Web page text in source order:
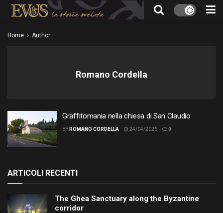
Home Author
Romano Cordella
Graffitomania nella chiesa di San Claudio
BY ROMANO CORDELLA 24/04/2026 0
ARTICOLI RECENTI
The Ghea Sanctuary along the Byzantine
corridor